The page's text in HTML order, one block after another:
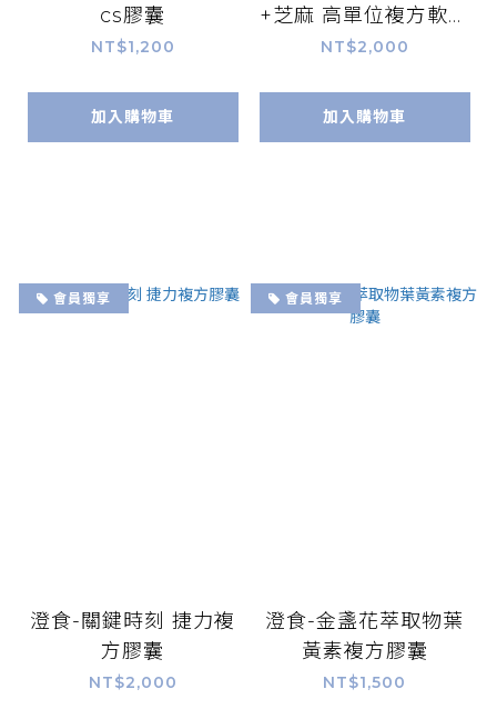
cs膠囊
NT$1,200
加入購物車
+芝麻 高單位複方軟膠
囊
NT$2,000
加入購物車
會員獨享
澄食-關鍵時刻 捷力複
方膠囊
NT$2,000
會員獨享
澄食-金盞花萃取物葉
黃素複方膠囊
NT$1,500